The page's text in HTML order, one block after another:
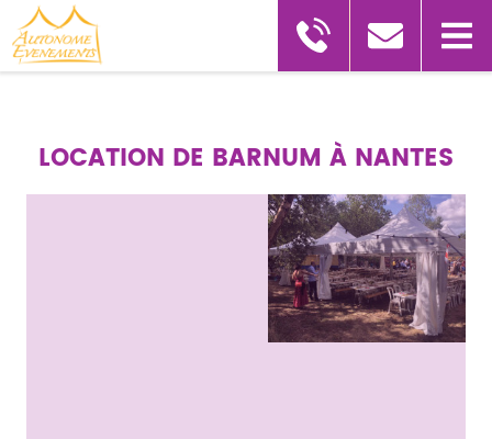
LOCATION DE BARNUM À NANTES